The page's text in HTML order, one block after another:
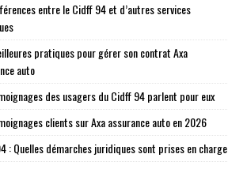
entre le Cidff 94 et d’autres services
pratiques pour gérer son contrat Axa
auto
des usagers du Cidff 94 parlent pour eux
clients sur Axa assurance auto en 2026
: Quelles démarches juridiques sont prises en charge